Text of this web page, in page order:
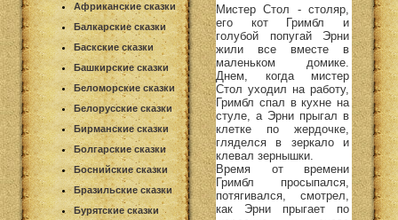
Африканские сказки
Балкарские сказки
Баскские сказки
Башкирские сказки
Беломорские сказки
Белорусские сказки
Бирманские сказки
Болгарские сказки
Боснийские сказки
Бразильские сказки
Бурятские сказки
Мистер Стол - столяр,
его кот Гримбл и
голубой попугай Эрни
жили все вместе в
маленьком домике.
Днем, когда мистер
Стол уходил на работу,
Гримбл спал в кухне на
стуле, а Эрни прыгал в
клетке по жердочке,
гляделся в зеркало и
клевал зернышки.
Время от времени
Гримбл просыпался,
потягивался, смотрел,
как Эрни прыгает по